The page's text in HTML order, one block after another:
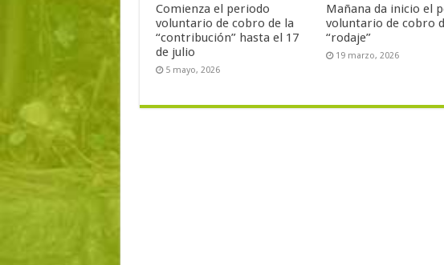
Comienza el periodo
voluntario de cobro de la
“contribución” hasta el 17
de julio
5 mayo, 2026
Mañana da inicio el
voluntario de cobro
“rodaje”
19 marzo, 2026